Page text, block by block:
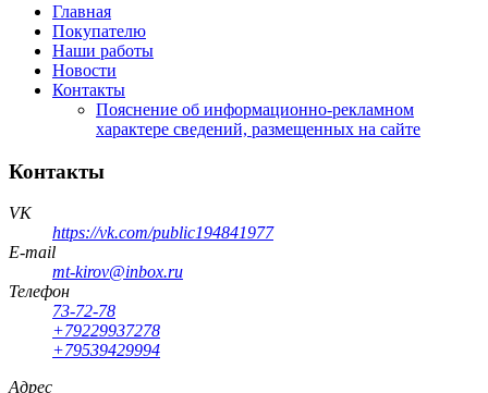
Главная
Покупателю
Наши работы
Новости
Контакты
Пояснение об информационно-рекламном
характере сведений, размещенных на сайте
Контакты
VK
https://vk.com/public194841977
E-mail
mt-kirov@inbox.ru
Телефон
73-72-78
+79229937278
+79539429994
Адрес